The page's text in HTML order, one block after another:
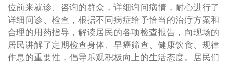
位前来就诊、咨询的群众，详细询问病情，耐心进行了
详细问诊、检查，根据不同病症给予恰当的治疗方案和
合理的用药指导，解读居民的各项检查报告，向现场的
居民讲解了定期检查身体、早癌筛查、健康饮食、规律
作息的重要性，倡导乐观积极向上的生活态度。居民们